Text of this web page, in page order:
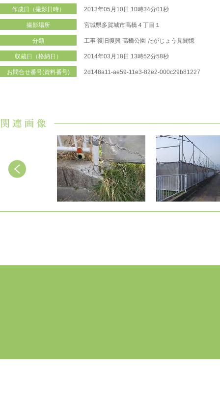
作成日（撮影日時） 2013年05月10日 10時34分01秒
撮影場所 宮城県多賀城市高橋４丁目１
分類 工事 復旧復興 高橋公園 たがじょう見聞憶
収蔵日（格納日） 2014年03月18日 13時52分58秒
お問合せ番号(資料番号) 2d148a11-ae59-11e3-82e2-000c29b81227